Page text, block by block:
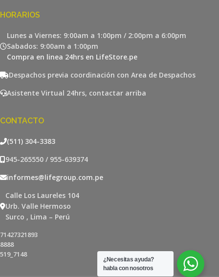
HORARIOS
Lunes a Viernes: 9:00am a 1:00pm / 2:00pm a 6:00pm
Sabados: 9:00am a 1:00pm
Compra en linea 24hrs en LifeStore.pe
Despachos previa coordinación con Area de Despachos
Asistente Virtual 24hrs, contactar arriba
CONTACTO
(511) 304-3383
945-265550 / 955-639374
informes@lifegroup.com.pe
Calle Los Laureles 104
Urb. Valle Hermoso
Surco , Lima – Perú
71427321893
8888
519_7148
¿Necesitas ayuda?
habla con nosotros